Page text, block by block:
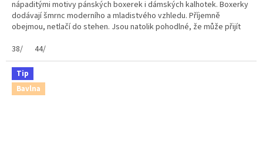
nápaditými motivy pánských boxerek i dámských kalhotek. Boxerky
dodávají šmrnc moderního a mladistvého vzhledu. Příjemně
obejmou, netlačí do stehen. Jsou natolik pohodlné, že může přijít
38/
44/
Tip
Bavlna